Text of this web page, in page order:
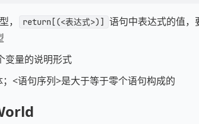
， return[(<表达式>)] 语句中表达式的值，
变量的说明形式
<语句序列>是大于等于零个语句构成的